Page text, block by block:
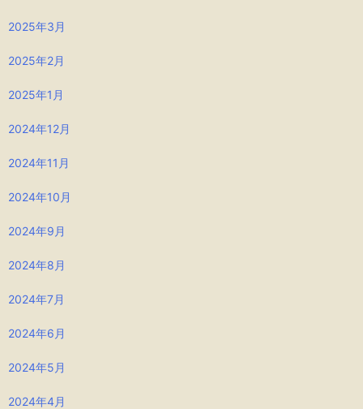
2025年3月
2025年2月
2025年1月
2024年12月
2024年11月
2024年10月
2024年9月
2024年8月
2024年7月
2024年6月
2024年5月
2024年4月